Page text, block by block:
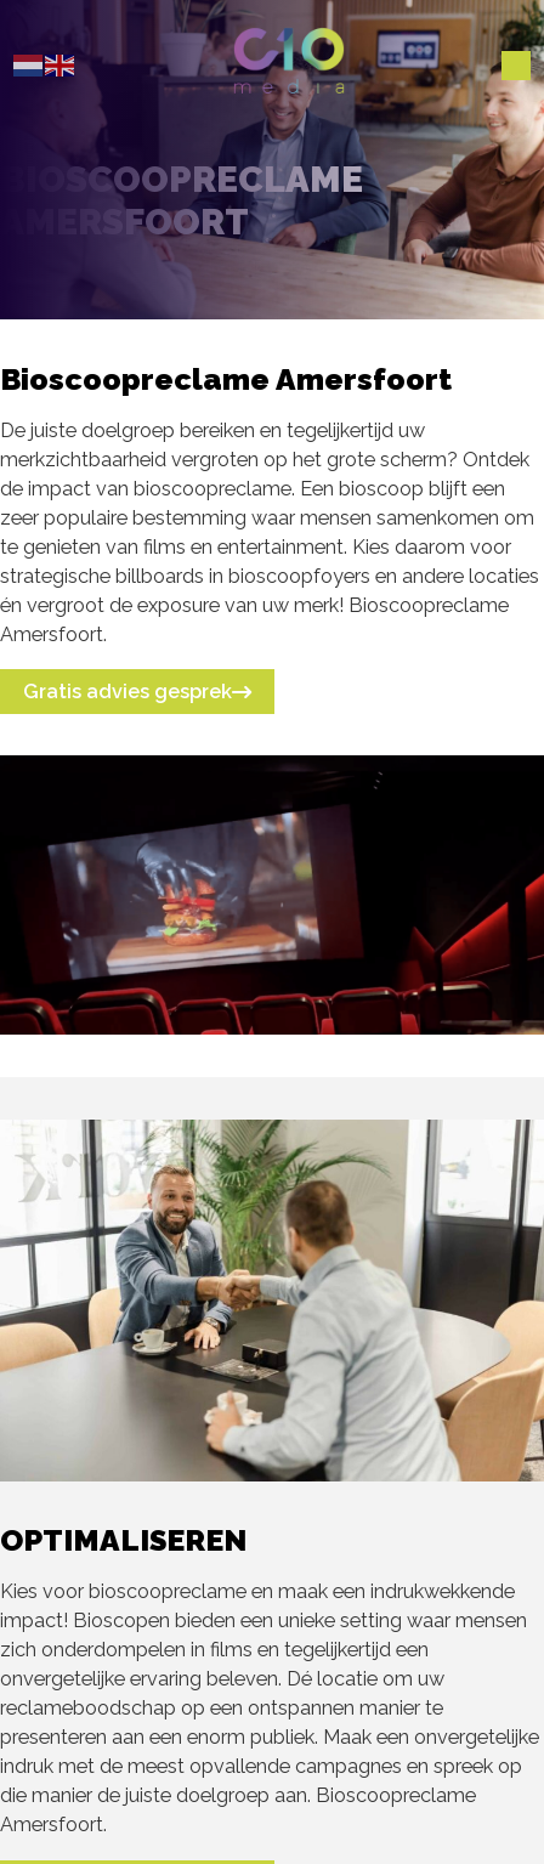
BIOSCOOPRECLAME
AMERSFOORT
Bioscoopreclame Amersfoort
De juiste doelgroep bereiken en tegelijkertijd uw
merkzichtbaarheid vergroten op het grote scherm? Ontdek
de impact van bioscoopreclame. Een bioscoop blijft een
zeer populaire bestemming waar mensen samenkomen om
te genieten van films en entertainment. Kies daarom voor
strategische billboards in bioscoopfoyers en andere locaties
én vergroot de exposure van uw merk! Bioscoopreclame
Amersfoort.
Gratis advies gesprek
OPTIMALISEREN
Kies voor bioscoopreclame en maak een indrukwekkende
impact! Bioscopen bieden een unieke setting waar mensen
zich onderdompelen in films en tegelijkertijd een
onvergetelijke ervaring beleven. Dé locatie om uw
reclameboodschap op een ontspannen manier te
presenteren aan een enorm publiek. Maak een onvergetelijke
indruk met de meest opvallende campagnes en spreek op
die manier de juiste doelgroep aan. Bioscoopreclame
Amersfoort.